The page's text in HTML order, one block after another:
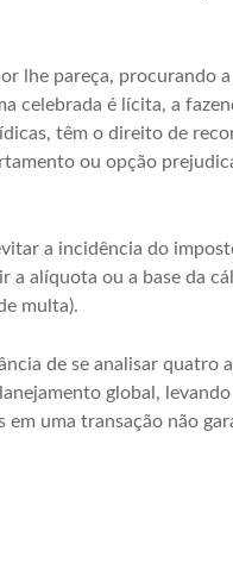
lhe pareça, procurando
celebrada é lícita, a
têm o direito de
ou opção
a incidência do
alíquota ou a base da
multa).
de se analisar quatro
global,
em uma transação não